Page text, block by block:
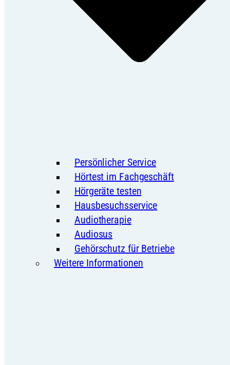
Persönlicher Service
Hörtest im Fachgeschäft
Hörgeräte testen
Hausbesuchsservice
Audiotherapie
Audiosus
Gehörschutz für Betriebe
Weitere Informationen